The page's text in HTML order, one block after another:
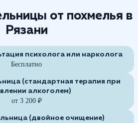
от похмелья в
Рязани
психолога или нарколога
Бесплатно
(стандартная терапия при
алкоголем)
от 3 200 ₽
(двойное очищение)